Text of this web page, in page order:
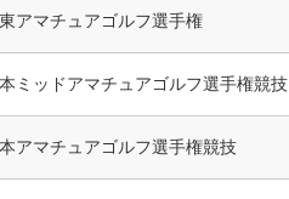
アマチュアゴルフ選手権
ミッドアマチュアゴルフ選手権競技
アマチュアゴルフ選手権競技